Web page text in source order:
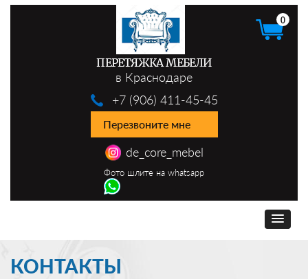
ПЕРЕТЯЖКА МЕБЕЛИ
в Краснодаре
de_core_mebel
Фото шлите на whatsapp
+7 (906) 411-45-45
Перезвоните мне
0
КОНТАКТЫ